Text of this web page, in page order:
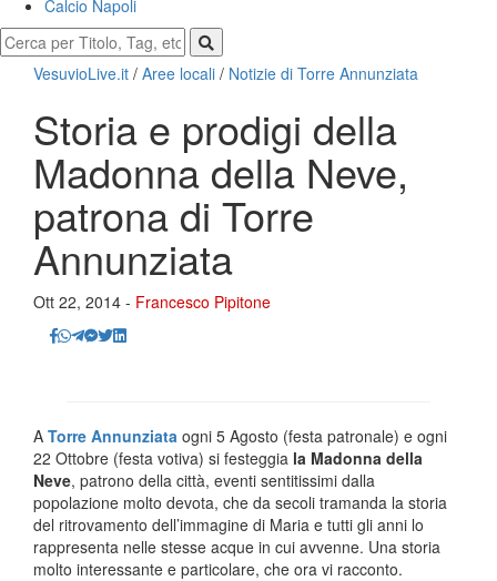
Calcio Napoli
VesuvioLive.it / Aree locali / Notizie di Torre Annunziata
Storia e prodigi della
Madonna della Neve,
patrona di Torre
Annunziata
Ott 22, 2014 - Francesco Pipitone
A Torre Annunziata ogni 5 Agosto (festa patronale) e ogni
22 Ottobre (festa votiva) si festeggia la Madonna della
Neve, patrono della città, eventi sentitissimi dalla
popolazione molto devota, che da secoli tramanda la storia
del ritrovamento dell’immagine di Maria e tutti gli anni lo
rappresenta nelle stesse acque in cui avvenne. Una storia
molto interessante e particolare, che ora vi racconto.